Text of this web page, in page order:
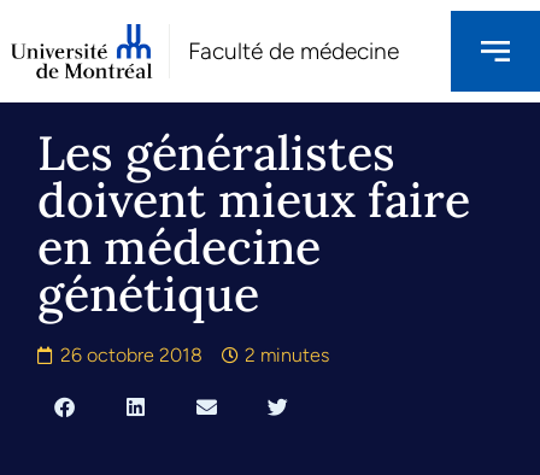
Faculté de médecine
Les généralistes
doivent mieux faire
en médecine
génétique
26 octobre 2018 2 minutes